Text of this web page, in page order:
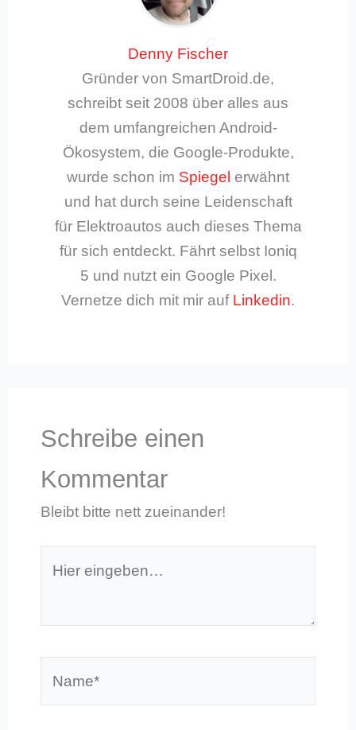
Denny Fischer
Gründer von SmartDroid.de,
schreibt seit 2008 über alles aus
dem umfangreichen Android-
Ökosystem, die Google-Produkte,
wurde schon im Spiegel erwähnt
und hat durch seine Leidenschaft
für Elektroautos auch dieses Thema
für sich entdeckt. Fährt selbst Ioniq
5 und nutzt ein Google Pixel.
Vernetze dich mit mir auf Linkedin.
Schreibe einen
Kommentar
Bleibt bitte nett zueinander!
eingeben…